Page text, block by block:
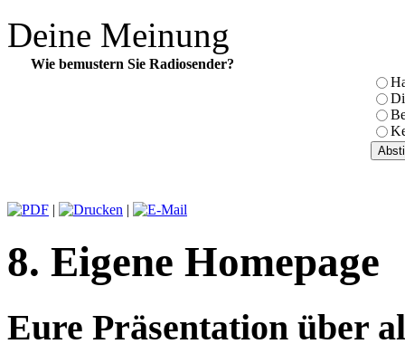
Deine Meinung
Wie bemustern Sie Radiosender?
| |
8. Eigene Homepage
Eure Präsentation über